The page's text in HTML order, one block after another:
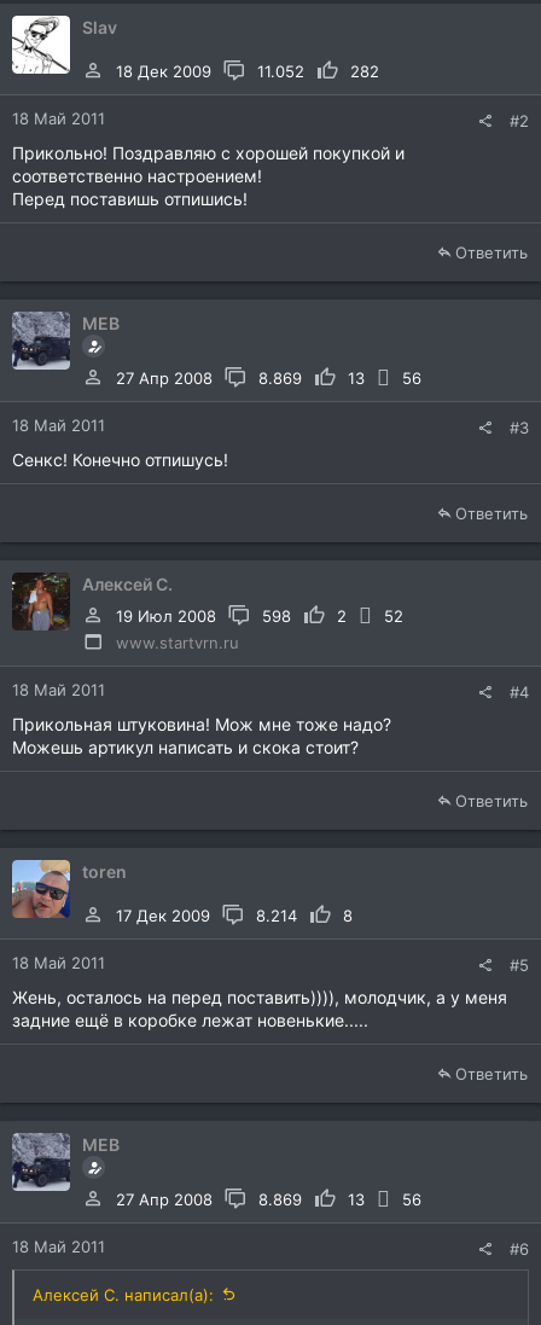
Slav
18 Дек 2009 11.052 282
18 Май 2011 #2
Прикольно! Поздравляю с хорошей покупкой и
соответственно настроением!
Перед поставишь отпишись!
Ответить
MEB
27 Апр 2008 8.869 13 56
18 Май 2011 #3
Сенкс! Конечно отпишусь!
Ответить
Алексей С.
19 Июл 2008 598 2
52
www.startvrn.ru
18 Май 2011 #4
Прикольная штуковина! Мож мне тоже надо?
Можешь артикул написать и скока стоит?
Ответить
toren
17 Дек 2009 8.214 8
18 Май 2011 #5
Жень, осталось на перед поставить)))), молодчик, а у меня
задние ещё в коробке лежат новенькие.....
Ответить
MEB
27 Апр 2008 8.869 13 56
18 Май 2011 #6
Алексей С. написал(а):